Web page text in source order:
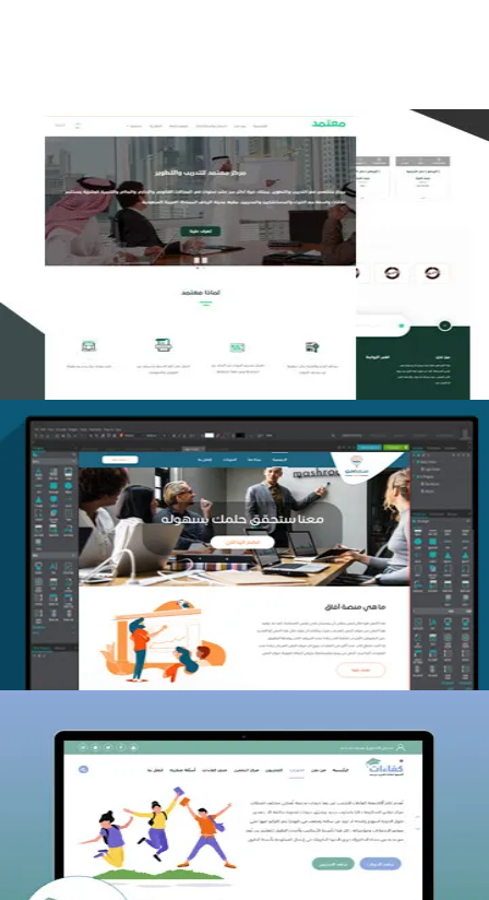
تصميم منصة معتمد للتدريب
التفاصيل
منصة أفق للتدريب
التفاصيل
كفاءات للتدريب
التفاصيل